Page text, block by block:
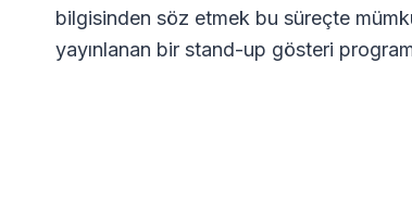
bilgisinden söz etmek bu süreçte
yayınlanan bir stand-up gösteri